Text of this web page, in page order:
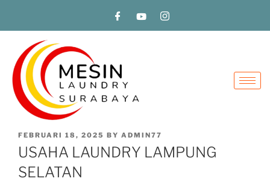
FEBRUARI 18, 2025 BY ADMIN77
USAHA LAUNDRY LAMPUNG
SELATAN